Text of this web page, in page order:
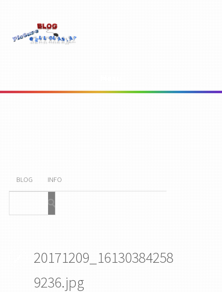
BLOG INFO
20171209_16130384258
9236.jpg